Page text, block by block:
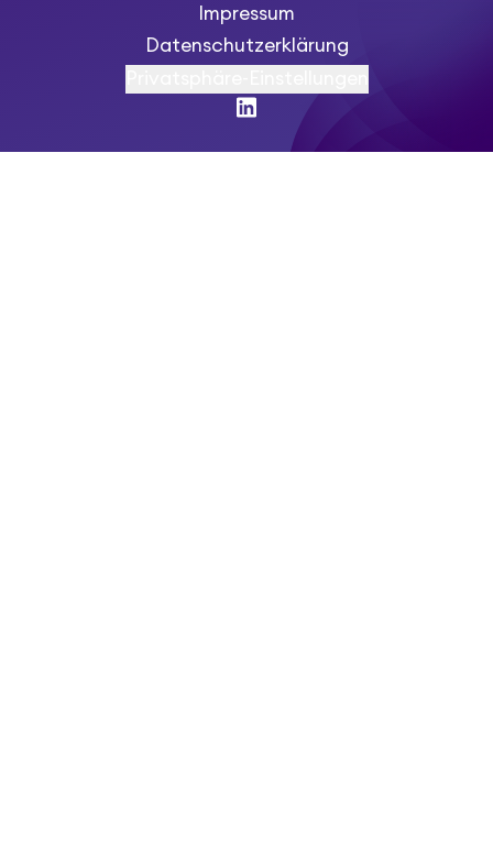
Impressum
Datenschutzerklärung